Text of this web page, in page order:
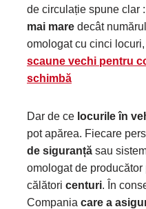
de circulație spune clar
mai mare decât
omologat cu cinci
scaune vechi pentru
schimbă
Dar de ce locurile în
pot apărea. Fiecare
de siguranță sau
omologat de
călători centuri. În
Compania care a